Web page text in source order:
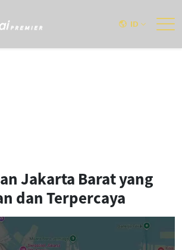
ID
Jakarta Barat yang
dan Terpercaya